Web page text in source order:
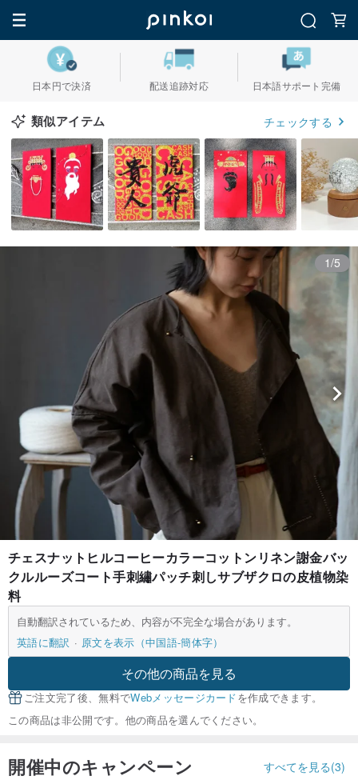
日本円で決済 配送追跡対応 日本語サポート完備
類似アイテム チェックする
1/5
チェスナットヒルコーヒーカラーコットンリネン謝金バッ
クルルーズコート手刺繡パッチ刺しサブザクロの皮植物染
料
自動翻訳されているため、内容が不完全な場合があります。
英語に翻訳
原文を表示（中国語-簡体字）
その他の商品を見る
ご注文完了後、無料でWebメッセージカードを作成できます。
この商品は非公開です。他の商品を選んでください。
開催中のキャンペーン すべてを見る(3)